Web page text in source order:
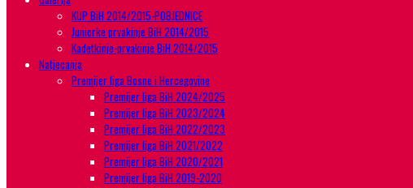
KUP BiH 2014/2015-POBJEDNICE
Juniorke prvakinje BiH 2014/2015
Kadetkinje-prvakinje BiH 2014/2015
Natjecanja
Premijer liga Bosne i Hercegovine
Premijer liga BiH 2024/2025
Premijer liga BiH 2023/2024
Premijer liga BiH 2022/2023
Premijer liga BiH 2021/2022
Premijer liga BiH 2020/2021
Premijer liga BiH 2019-2020